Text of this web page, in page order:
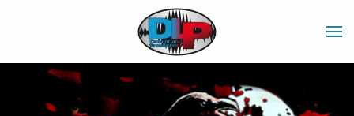
Skip to main content